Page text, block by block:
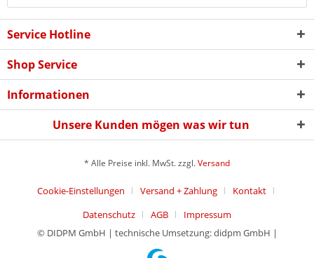
Service Hotline
Shop Service
Informationen
Unsere Kunden mögen was wir tun
* Alle Preise inkl. MwSt. zzgl.Versand
Cookie-Einstellungen Versand + Zahlung
Kontakt
Datenschutz
AGB
Impressum
© DIDPM GmbH | technische Umsetzung: didpm GmbH |